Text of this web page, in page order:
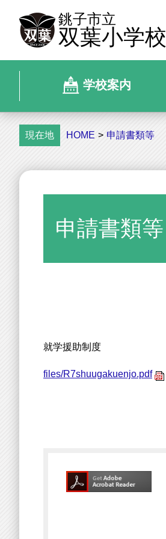
銚子市立
双葉小学校
学校案内
現在地 HOME > 申請書類等
申請書類等
就学援助制度
files/R7shuugakuenjo.pdf